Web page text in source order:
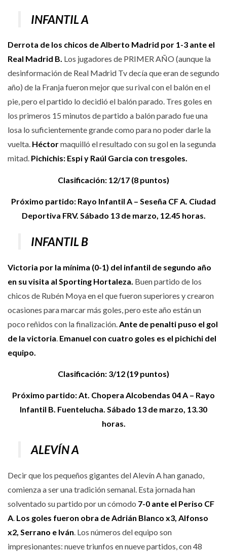
INFANTIL A
Derrota de los chicos de Alberto Madrid por 1-3 ante el
Real Madrid B. Los jugadores de PRIMER AÑO (aunque la
desinformación de Real Madrid Tv decía que eran de segundo
año) de la Franja fueron mejor que su rival con el balón en el
pie, pero el partido lo decidió el balón parado. Tres goles en
los primeros 15 minutos de partido a balón parado fue una
losa lo suficientemente grande como para no poder darle la
vuelta. Héctormaquilló el resultado con su gol en la segunda
mitad. Pichichis: Espi y Raúl Garcia con tresgoles.
Clasificación: 12/17 (8 puntos)
Próximo partido: Rayo Infantil A – Seseña CF A. Ciudad
Deportiva FRV. Sábado 13 de marzo, 12.45 horas.
INFANTIL B
Victoria por la mínima (0-1) del infantil de segundo año
en su visita al Sporting Hortaleza. Buen partido de los
chicos de Rubén Moya en el que fueron superiores y crearon
ocasiones para marcar más goles, pero este año están un
poco reñidos con la finalización. Ante de penalti puso el gol
de la victoria Emanuel con cuatro goles es el pichichi del
equipo.
Clasificación: 3/12 (19 puntos)
Próximo partido: At. Chopera Alcobendas 04 A – Rayo
Infantil B. Fuentelucha. Sábado 13 de marzo, 13.30
horas.
ALEVÍN A
Decir que los pequeños gigantes del Alevín A han ganado,
comienza a ser una tradición semanal. Esta jornada han
solventado su partido por un cómodo 7-0 ante el Periso CF
A. Los goles fueron obra de Adrián Blanco x3, Alfonso
x2, Serrano e Iván. Los números del equipo son
impresionantes: nueve triunfos en nueve partidos, con 48